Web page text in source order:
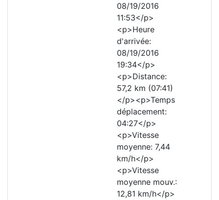
08/19/2016
11:53</p>
<p>Heure
d'arrivée:
08/19/2016
19:34</p>
<p>Distance:
57,2 km (07:41)
</p><p>Temps
déplacement:
04:27</p>
<p>Vitesse
moyenne: 7,44
km/h</p>
<p>Vitesse
moyenne mouv.:
12,81 km/h</p>